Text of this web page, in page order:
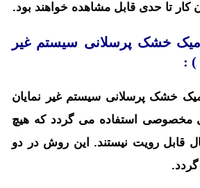
حدی قابل مشاهده خواهند بود.
خشک پرسلانی سیستم غیر
پرسلانی سیستم غیر نمایان
استفاده می گردد که هیچ
رویت نیستند.این روش در دو